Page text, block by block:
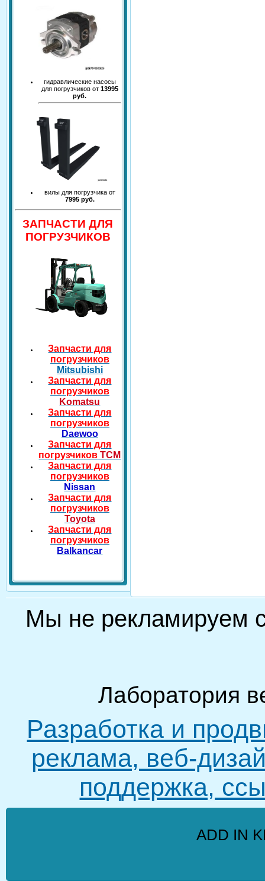
гидравлические насосы
для погрузчиков от 13995
руб.
вилы для погрузчика от
7995 руб.
ЗАПЧАСТИ ДЛЯ
ПОГРУЗЧИКОВ
Запчасти для
погрузчиков
Mitsubishi
Запчасти для
погрузчиков
Komatsu
Запчасти для
погрузчиков
Daewoo
Запчасти для
погрузчиков TCM
Запчасти для
погрузчиков
Nissan
Запчасти для
погрузчиков
Toyota
Запчасти для
погрузчиков
Balkancar
Мы не
Лаборатория
Разработка и
реклама, веб-
поддержка,
ADD IN